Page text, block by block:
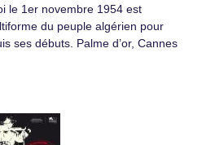
le 1er novembre 1954 est
du peuple algérien pour
ses débuts. Palme d’or, Cannes